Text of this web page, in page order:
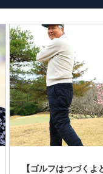
【ゴルフはつづく